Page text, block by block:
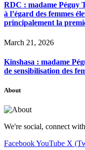
RDC : madame Péguy
à l’égard des femmes
principalement la
March 21, 2026
Kinshasa : madame
de sensibilisation des
About
We're social, connect
FacebookYouTube X